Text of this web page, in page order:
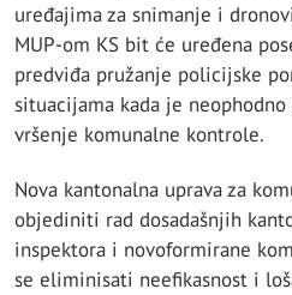
uređajima za snimanje i
MUP-om KS bit će uređena
predviđa pružanje policijske
situacijama kada je
vršenje komunalne kontrole.
Nova kantonalna uprava za
objediniti rad dosadašnjih
inspektora i novoformirane
se eliminisati neefikasnost i